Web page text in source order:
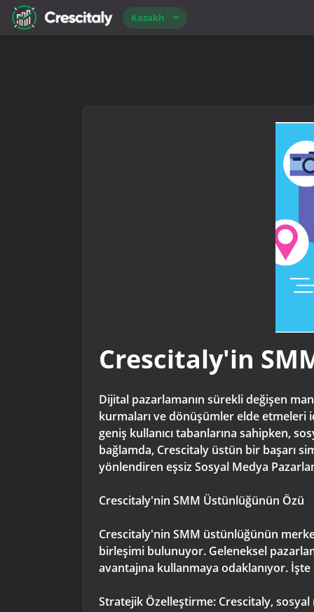
Kazakh
Crescitaly'in
Dijital pazarlamanın sürekli değişen
kurmaları ve dönüşümler elde etmeleri
geniş kullanıcı tabanlarına sahipken,
bağlamda, Crescitaly üstün bir başarı
yönlendiren eşsiz Sosyal Medya
Crescitaly'nin SMM Üstünlüğünün Özü
Crescitaly'nin SMM üstünlüğünün
birleşimi bulunuyor. Geleneksel
avantajına kullanmaya odaklanıyor.
Stratejik Özelleştirme: Crescitaly, sosyal